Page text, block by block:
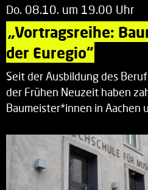
Do. 08.10. um 19.00 Uhr
„Vortragsreihe:
der Euregio“
Seit der Ausbildung des
der Frühen Neuzeit haben
Baumeister*innen in Aachen